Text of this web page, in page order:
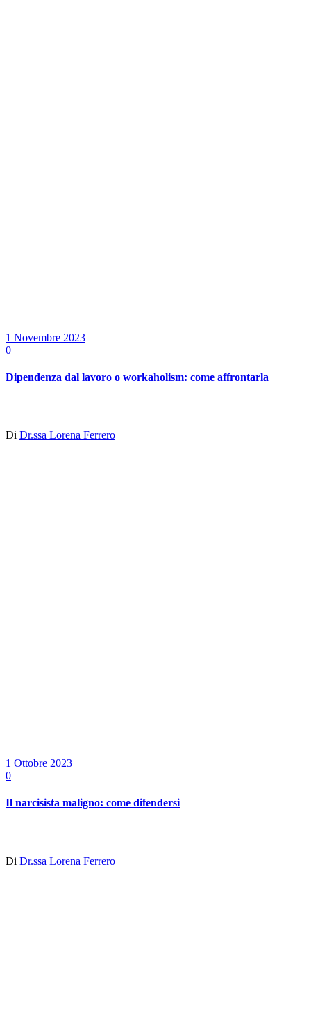
1 Novembre 2023
0
Dipendenza dal lavoro o workaholism: come affrontarla
Di Dr.ssa Lorena Ferrero
1 Ottobre 2023
0
Il narcisista maligno: come difendersi
Di Dr.ssa Lorena Ferrero